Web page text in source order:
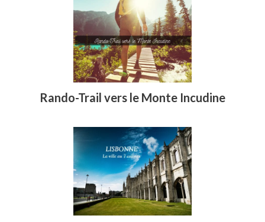
Rando-Trail vers le Monte Incudine